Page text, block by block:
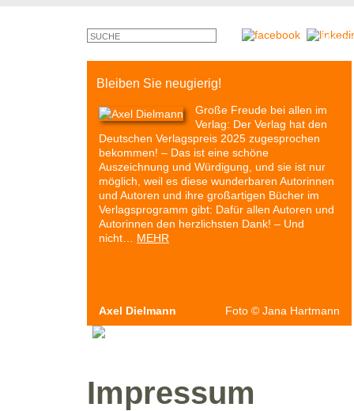
Bleiben Sie neugierig!
Große Freude bei allen im
Verlag: Der Verlag hat den
Deutschen Verlagspreis 2025 zugesprochen
bekommen! – Das ist eine schöne
Auszeichnung und Würdigung, und sie ist nur
möglich, weil es diese wunderbaren Autorinnen
und Autoren und ihre großartigen Bücher im
Verlagsprogramm gibt: Dafür allen Autoren und
Autorinnen den herzlichsten Dank! – Und
nicht… MEHR
Axel Dielmann Foto © Jana Hartmann
Monty
Autoren & Bücher
Impressum